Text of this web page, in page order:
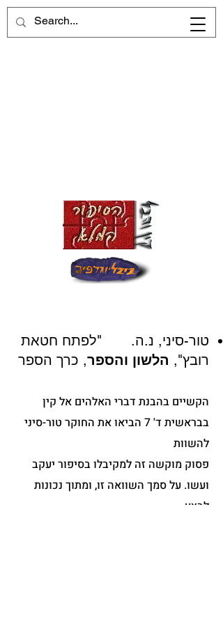
טור-סיני, נ.ה.
"לפתח חטאת
רובץ", הלשון והספר, כרך הספר
הקשיים בהבנת דברי האלהים אל קין
בבראשית ד' 7 הביאו את החוקר טור-סיני
להשוות
פסוק מוקשה זה למקיבלו בסיפור יעקב
ועשו. על סמך השוואה זו, ומתוך נכונות
לבצע